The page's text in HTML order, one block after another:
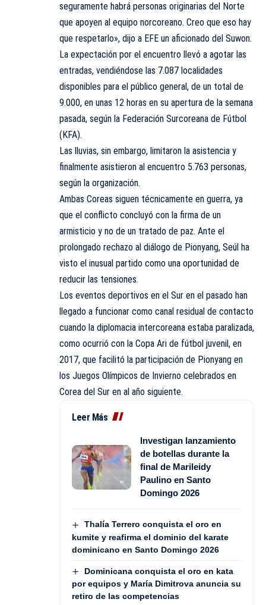
seguramente habrá personas originarias del Norte
que apoyen al equipo norcoreano. Creo que eso hay
que respetarlo», dijo a EFE un aficionado del Suwon.
La expectación por el encuentro llevó a agotar las
entradas, vendiéndose las 7.087 localidades
disponibles para el público general, de un total de
9.000, en unas 12 horas en su apertura de la semana
pasada, según la Federación Surcoreana de Fútbol
(KFA).
Las lluvias, sin embargo, limitaron la asistencia y
finalmente asistieron al encuentro 5.763 personas,
según la organización.
Ambas Coreas siguen técnicamente en guerra, ya
que el conflicto concluyó con la firma de un
armisticio y no de un tratado de paz. Ante el
prolongado rechazo al diálogo de Pionyang, Seúl ha
visto el inusual partido como una oportunidad de
reducir las tensiones.
Los eventos deportivos en el Sur en el pasado han
llegado a funcionar como canal residual de contacto
cuando la diplomacia intercoreana estaba paralizada,
como ocurrió con la Copa Ari de fútbol juvenil, en
2017, que facilitó la participación de Pionyang en
los Juegos Olímpicos de Invierno celebrados en
Corea del Sur en al año siguiente.
Leer Más
Investigan lanzamiento
de botellas durante la
final de Marileidy
Paulino en Santo
Domingo 2026
Thalía Terrero conquista el oro en
kumite y reafirma el dominio del karate
dominicano en Santo Domingo 2026
Dominicana conquista el oro en kata
por equipos y María Dimitrova anuncia su
retiro de las competencias